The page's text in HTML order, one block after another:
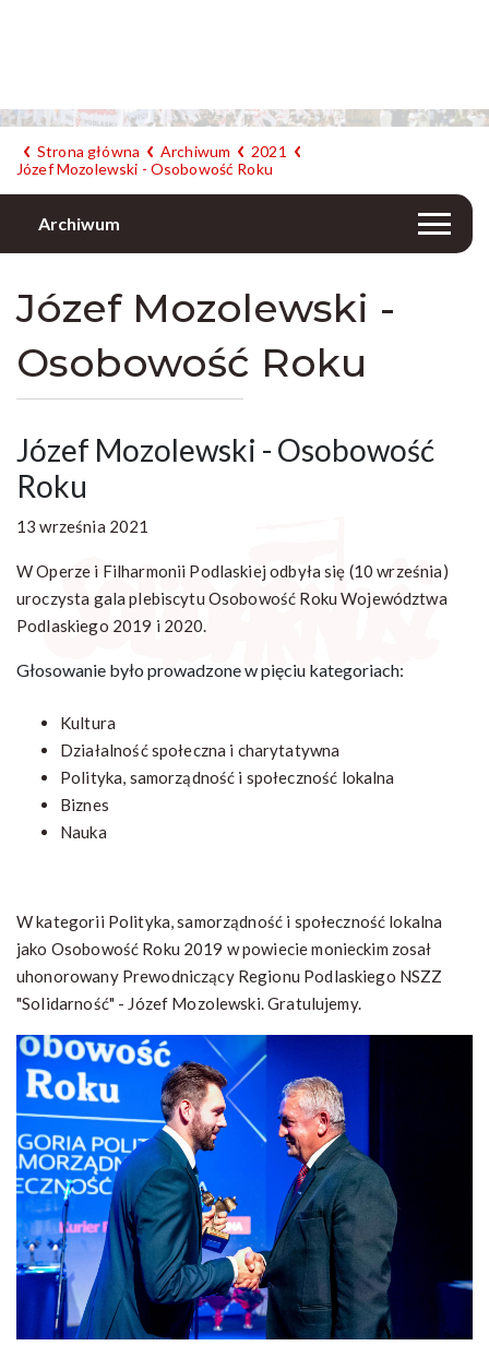
Strona główna Archiwum
2021
Józef Mozolewski - Osobowość Roku
Archiwum
Józef Mozolewski -
Osobowość Roku
Józef Mozolewski - Osobowość
Roku
13 września 2021
W Operze i Filharmonii Podlaskiej odbyła się (10 września)
uroczysta gala plebiscytu Osobowość Roku Województwa
Podlaskiego 2019 i 2020.
Głosowanie było prowadzone w pięciu kategoriach:
Kultura
Działalność społeczna i charytatywna
Polityka, samorządność i społeczność lokalna
Biznes
Nauka
W kategorii Polityka, samorządność i społeczność lokalna
jako Osobowość Roku 2019 w powiecie monieckim zosał
uhonorowany Prewodniczący Regionu Podlaskiego NSZZ
"Solidarność" - Józef Mozolewski. Gratulujemy.